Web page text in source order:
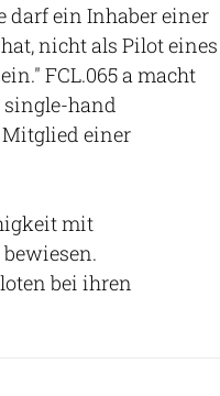
darf ein Inhaber einer
nicht als Pilot eines
FCL.065 a macht
single-hand
einer
mit
bei ihren